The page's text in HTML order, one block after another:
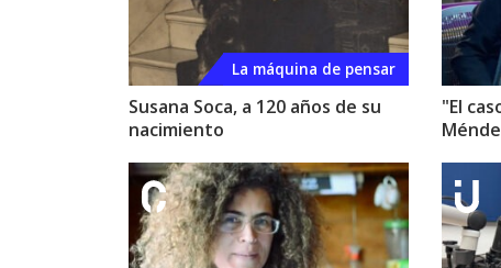
La máquina de pensar
Susana Soca, a 120 años de su
nacimiento
"El